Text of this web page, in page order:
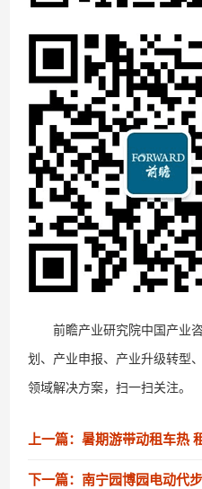
前瞻产业研究院中国产业咨
划、产业申报、产业升级转型
领域解决方案，扫一扫关注。
上一篇：暑期游带动租车热
下一篇：南宁园博园电动代